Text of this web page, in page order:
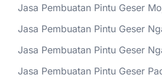
Jasa Pembuatan Pintu Geser
Jasa Pembuatan Pintu Geser
Jasa Pembuatan Pintu Geser
Jasa Pembuatan Pintu Geser